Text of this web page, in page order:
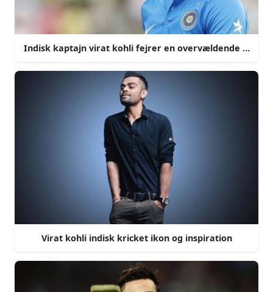
Indisk kaptajn virat kohli fejrer en overvældende sejr
Virat kohli indisk kricket ikon og inspiration